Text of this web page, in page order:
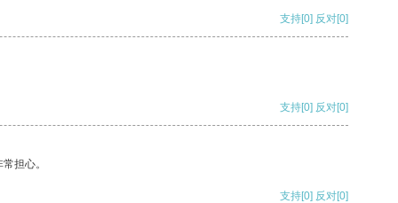
支持[0] 反对[0]
支持[0] 反对[0]
担心。
支持[0] 反对[0]